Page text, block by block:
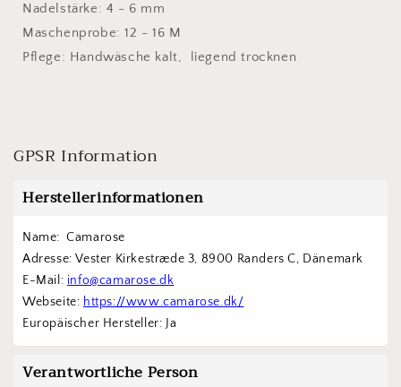
Nadelstärke: 4 - 6 mm
Maschenprobe: 12 - 16 M
Pflege: Handwäsche kalt, liegend trocknen
GPSR Information
Herstellerinformationen
Name:  Camarose
Adresse: Vester Kirkestræde 3, 8900 Randers C, Dänemark
E-Mail: info@camarose.dk
Webseite: https://www.camarose.dk/
Europäischer Hersteller: Ja
Verantwortliche Person